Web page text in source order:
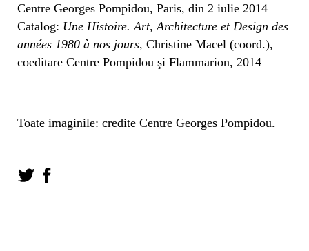
Centre Georges Pompidou, Paris, din 2 iulie 2014
Catalog: Une Histoire. Art, Architecture et Design des
années 1980 à nos jours, Christine Macel (coord.),
coeditare Centre Pompidou şi Flammarion, 2014
Toate imaginile: credite Centre Georges Pompidou.